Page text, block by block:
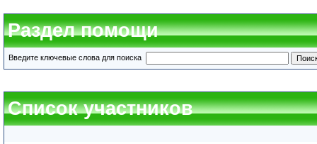
Раздел помощи
Введите ключевые слова для поиска
Список участников